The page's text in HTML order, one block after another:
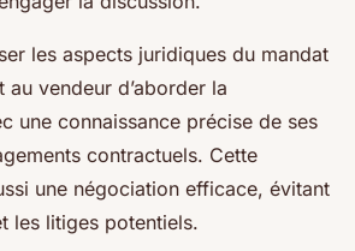
les aspects juridiques du mandat
vendeur d’aborder la
une connaissance précise de ses
contractuels. Cette
une négociation efficace, évitant
les litiges potentiels.